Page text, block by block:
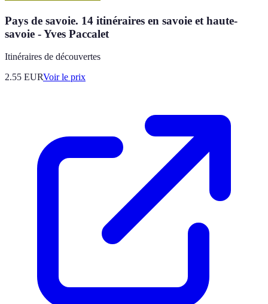
Pays de savoie. 14 itinéraires en savoie et haute-
savoie - Yves Paccalet
Itinéraires de découvertes
2.55 EURVoir le prix